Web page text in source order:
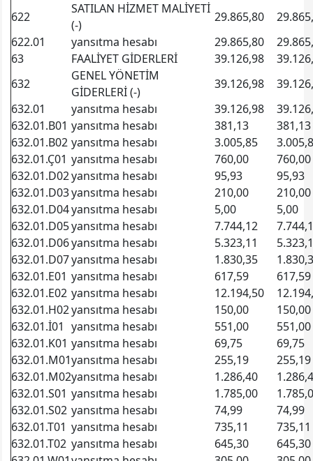
622
SATILAN HİZMET MALİYETİ
(-)
29.865,80
622.01
yansıtma hesabı 29.865,80
63
FAALİYET GİDERLERİ 39.126,98
632
GENEL YÖNETİM
GİDERLERİ (-)
39.126,98
632.01
yansıtma hesabı 39.126,98
632.01.B01 yansıtma hesabı 381,13
381,13
632.01.B02 yansıtma hesabı 3.005,85
632.01.Ç01 yansıtma hesabı 760,00
760,00
632.01.D02yansıtma hesabı 95,93
95,93
632.01.D03yansıtma hesabı 210,00
210,00
632.01.D04yansıtma hesabı 5,00
5,00
632.01.D05yansıtma hesabı 7.744,12
632.01.D06yansıtma hesabı 5.323,11
632.01.D07yansıtma hesabı 1.830,35
632.01.E01 yansıtma hesabı 617,59
617,59
632.01.E02 yansıtma hesabı 12.194,50
632.01.H02yansıtma hesabı 150,00
150,00
632.01.İ01 yansıtma hesabı 551,00
551,00
632.01.K01 yansıtma hesabı 69,75
69,75
632.01.M01yansıtma hesabı 255,19
255,19
632.01.M02yansıtma hesabı 1.286,40
632.01.S01 yansıtma hesabı 1.785,00
632.01.S02 yansıtma hesabı 74,99
74,99
632.01.T01 yansıtma hesabı 735,11
735,11
632.01.T02 yansıtma hesabı 645,30
645,30